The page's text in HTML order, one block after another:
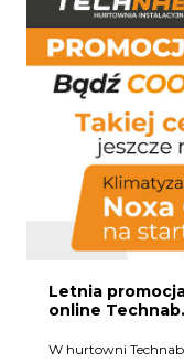
Letnia
online
W hurtowni